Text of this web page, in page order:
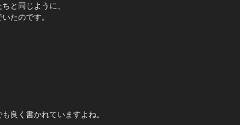
と同じように、
たのです。
良く書かれていますよね。